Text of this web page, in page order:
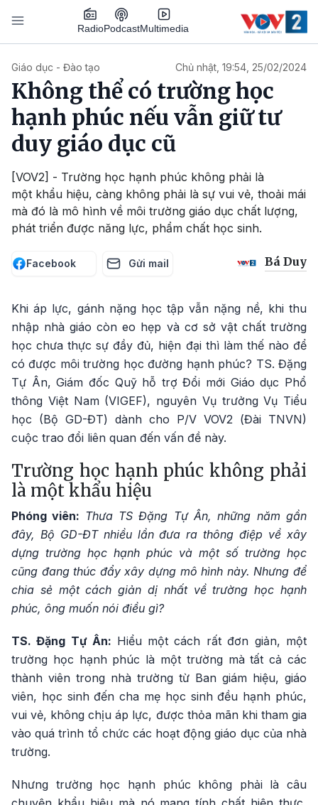
Nhảy đến nội dung
RadioPodcastMultimedia
Giáo dục - Đào tạo Chủ nhật, 19:54, 25/02/2024
Không thể có trường học
hạnh phúc nếu vẫn giữ tư
duy giáo dục cũ
[VOV2] - Trường học hạnh phúc không phải là
một khẩu hiệu, càng không phải là sự vui vẻ, thoải mái
mà đó là mô hình về môi trường giáo dục chất lượng,
phát triển được năng lực, phẩm chất học sinh.
Facebook Gửi mail Bá Duy
Khi áp lực, gánh nặng học tập vẫn nặng nề, khi thu
nhập nhà giáo còn eo hẹp và cơ sở vật chất trường
học chưa thực sự đầy đủ, hiện đại thì làm thế nào để
có được môi trường học đường hạnh phúc? TS. Đặng
Tự Ân, Giám đốc Quỹ hỗ trợ Đổi mới Giáo dục Phổ
thông Việt Nam (VIGEF), nguyên Vụ trưởng Vụ Tiểu
học (Bộ GD-ĐT) dành cho P/V VOV2 (Đài TNVN)
cuộc trao đổi liên quan đến vấn đề này.
Trường học hạnh phúc không phải
là một khẩu hiệu
Phóng viên: Thưa TS Đặng Tự Ân, những năm gần
đây, Bộ GD-ĐT nhiều lần đưa ra thông điệp về xây
dựng trường học hạnh phúc và một số trường học
cũng đang thúc đẩy xây dựng mô hình này. Nhưng để
chia sẻ một cách giản dị nhất về trường học hạnh
phúc, ông muốn nói điều gì?
TS. Đặng Tự Ân: Hiểu một cách rất đơn giản, một
trường học hạnh phúc là một trường mà tất cả các
thành viên trong nhà trường từ Ban giám hiệu, giáo
viên, học sinh đến cha mẹ học sinh đều hạnh phúc,
vui vẻ, không chịu áp lực, được thỏa mãn khi tham gia
vào quá trình tổ chức các hoạt động giáo dục của nhà
trường.
Nhưng trường học hạnh phúc không phải là câu